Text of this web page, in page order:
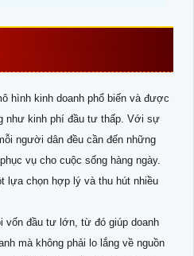
hình kinh doanh phổ biến và được
như kinh phí đầu tư thấp. Với sự
người dân đều cần đến những
vụ cho cuộc sống hàng ngày.
lựa chọn hợp lý và thu hút nhiều
vốn đầu tư lớn, từ đó giúp doanh
mà không phải lo lắng về nguồn